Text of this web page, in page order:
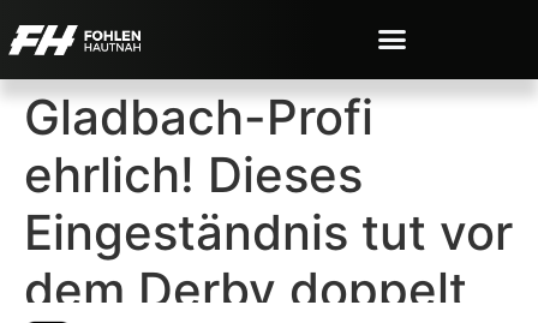
Gladbach-Profi
ehrlich! Dieses
Eingeständnis tut vor
dem Derby doppelt